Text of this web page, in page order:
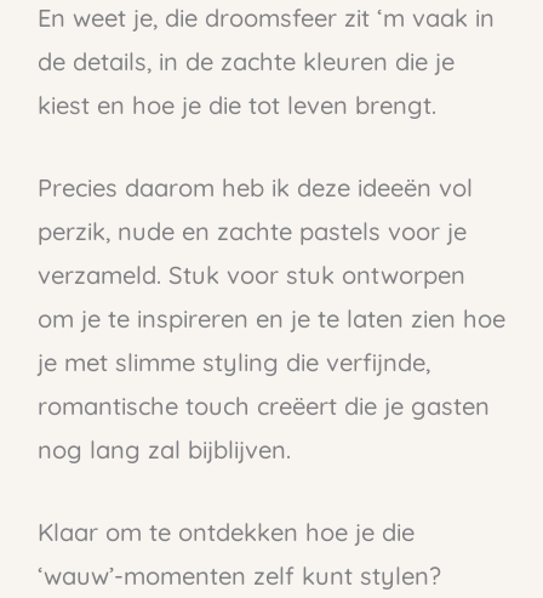
En weet je, die droomsfeer zit ‘m vaak in
de details, in de zachte kleuren die je
kiest en hoe je die tot leven brengt.
Precies daarom heb ik deze ideeën vol
perzik, nude en zachte pastels voor je
verzameld. Stuk voor stuk ontworpen
om je te inspireren en je te laten zien hoe
je met slimme styling die verfijnde,
romantische touch creëert die je gasten
nog lang zal bijblijven.
Klaar om te ontdekken hoe je die
‘wauw’-momenten zelf kunt stylen?